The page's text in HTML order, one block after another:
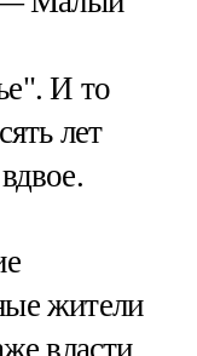
И то
лет
жители